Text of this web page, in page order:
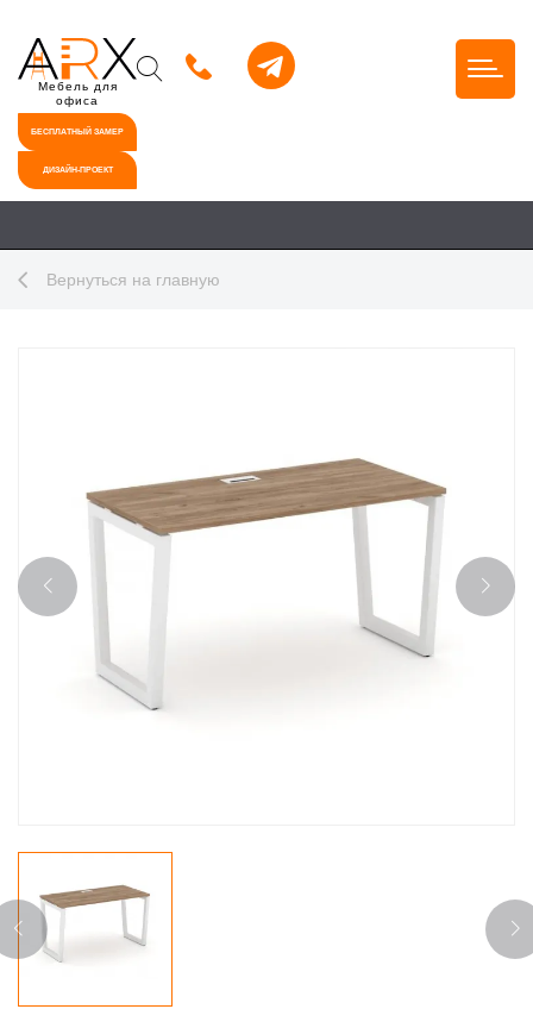
Мебель для
офиса
БЕСПЛАТНЫЙ ЗАМЕР
ДИЗАЙН-ПРОЕКТ
Вернуться на главную